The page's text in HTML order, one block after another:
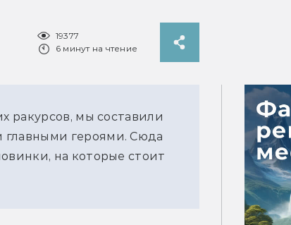
19377
6 минут на чтение
ракурсов, мы составили
главными героями. Сюда
на которые стоит